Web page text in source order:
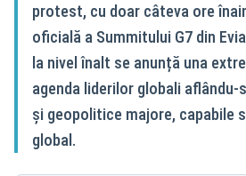
protest, cu doar câteva ore
oficială a Summitului G7 din
la nivel înalt se anunță una
agenda liderilor globali
și geopolitice majore, capabile
global.